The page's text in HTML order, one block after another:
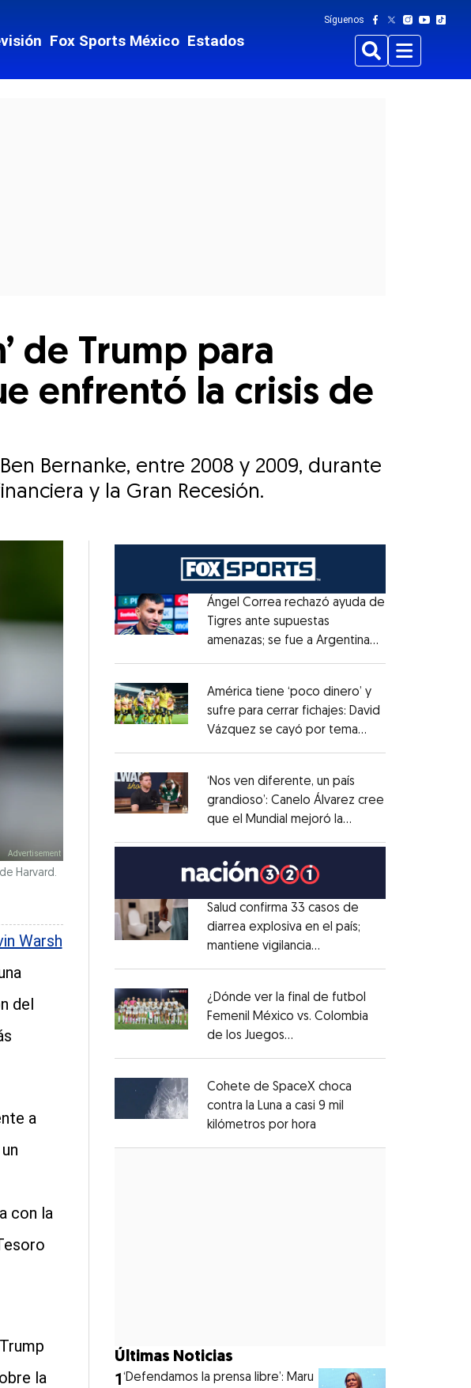
Fox Sports México Estados
Síguenos
BuscarMenu
de Trump para
enfrentó la crisis de
Bernanke, entre 2008 y 2009, durante
y la Gran Recesión.
Harvard.
Warsh
del
a
con la
la
Opens in new window
Ángel Correa rechazó ayuda de
Tigres ante supuestas
amenazas; se fue a Argentina
Opens in new window
América tiene ‘poco dinero’ y
sufre para cerrar fichajes: David
Vázquez se cayó por tema
Opens in new window
‘Nos ven diferente, un país
grandioso’: Canelo Álvarez cree
que el Mundial mejoró la
Opens in new window
Salud confirma 33 casos de
diarrea explosiva en el país;
mantiene vigilancia
Opens in new window
¿Dónde ver la final de futbol
Femenil México vs. Colombia
de los Juegos
Opens in new window
Cohete de SpaceX choca
contra la Luna a casi 9 mil
kilómetros por hora
Últimas Noticias
1‘Defendamos la prensa libre’: Maru